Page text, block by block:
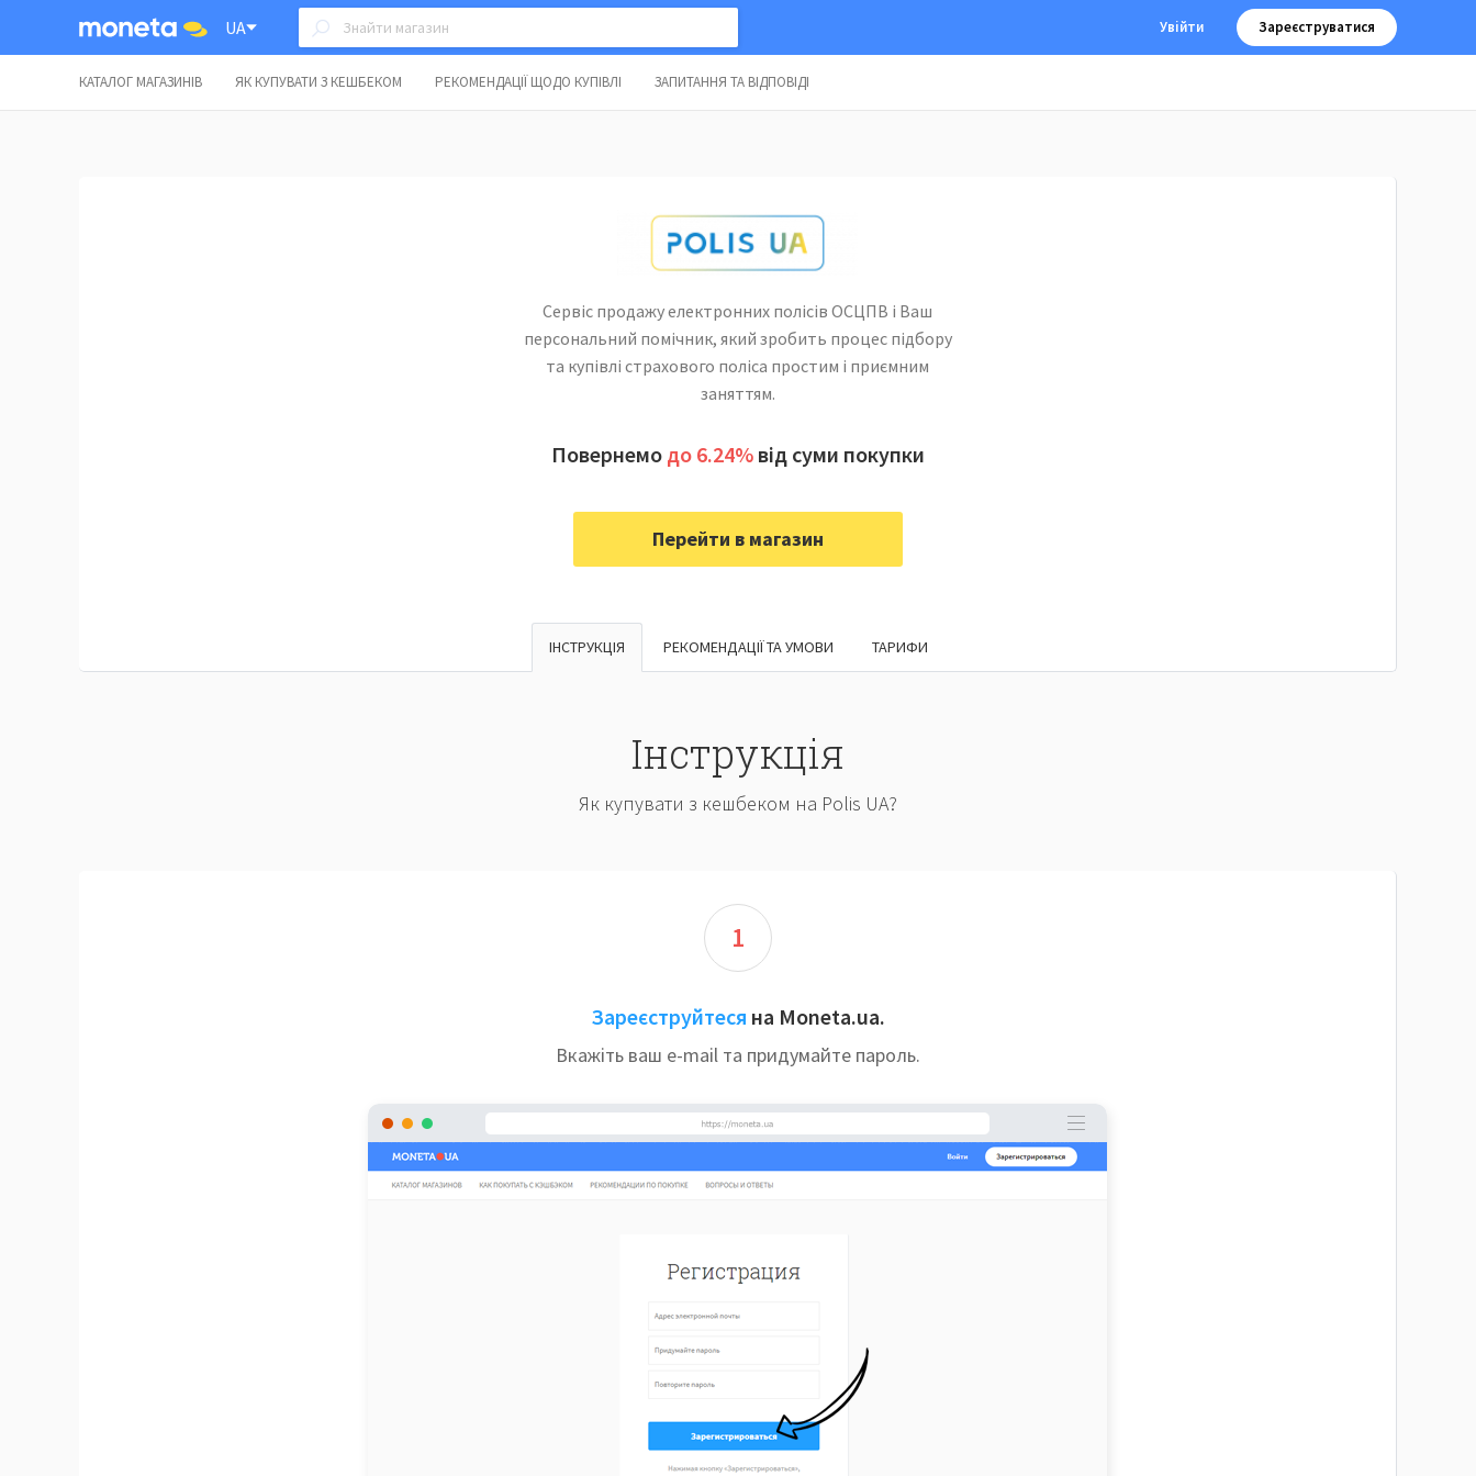
UA Увійти Зареєструватися
КАТАЛОГ МАГАЗИНІВ ЯК КУПУВАТИ З КЕШБЕКОМ РЕКОМЕНДАЦІЇ ЩОДО КУПІВЛІ ЗАПИТАННЯ ТА ВІДПОВІДІ
Сервіс продажу електронних полісів ОСЦПВ і Ваш
персональний помічник, який зробить процес підбору
та купівлі страхового поліса простим і приємним
заняттям.
Повернемо до 6.24%від суми покупки
ІНСТРУКЦІЯ РЕКОМЕНДАЦІЇ ТА УМОВИ ТАРИФИ
Інструкція
Як купувати з кешбеком на Polis UA?
1
Зареєструйтеся на Moneta.ua.
Вкажіть ваш e-mail та придумайте пароль.